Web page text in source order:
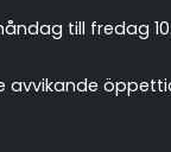
till fredag
avvikande